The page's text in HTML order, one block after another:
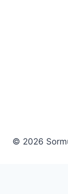
© 2026